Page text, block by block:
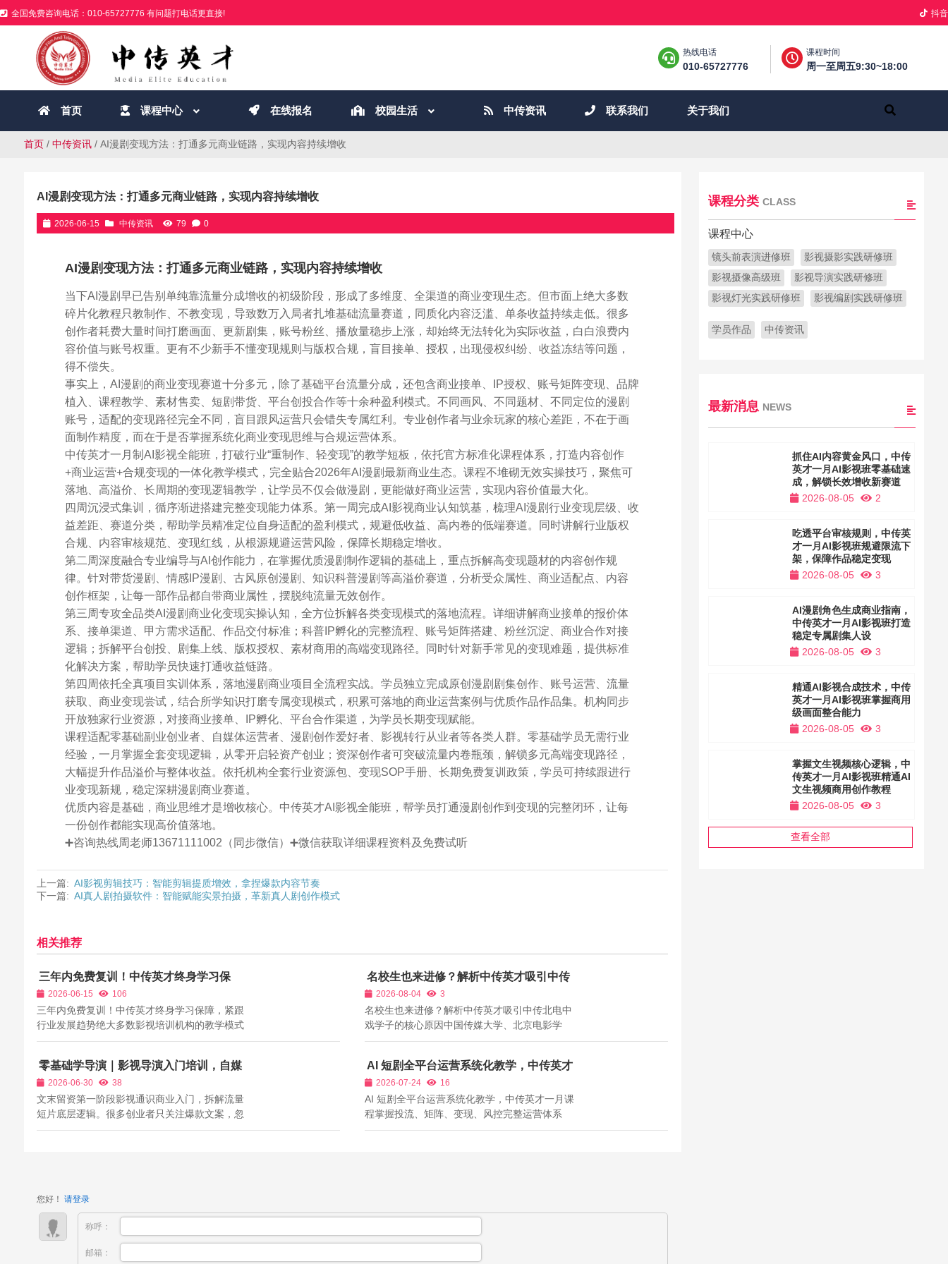
全国免费咨询电话：010-65727776 有问题打电话更直接! 抖音
热线电话
010-65727776
课程时间
周一至周五9:30~18:00
首页 课程中心 在线报名 校园生活 中传资讯 联系我们 关于我们
首页/ 中传资讯/ AI漫剧变现方法：打通多元商业链路，实现内容持续增收
AI漫剧变现方法：打通多元商业链路，实现内容持续增收
2026-06-15 中传资讯 79 0
AI漫剧变现方法：打通多元商业链路，实现内容持续增收
当下AI漫剧早已告别单纯靠流量分成增收的初级阶段，形成了多维度、全渠道的商业变现生态。但市面上绝大多数
碎片化教程只教制作、不教变现，导致数万入局者扎堆基础流量赛道，同质化内容泛滥、单条收益持续走低。很多
创作者耗费大量时间打磨画面、更新剧集，账号粉丝、播放量稳步上涨，却始终无法转化为实际收益，白白浪费内
容价值与账号权重。更有不少新手不懂变现规则与版权合规，盲目接单、授权，出现侵权纠纷、收益冻结等问题，
得不偿失。
事实上，AI漫剧的商业变现赛道十分多元，除了基础平台流量分成，还包含商业接单、IP授权、账号矩阵变现、品牌
植入、课程教学、素材售卖、短剧带货、平台创投合作等十余种盈利模式。不同画风、不同题材、不同定位的漫剧
账号，适配的变现路径完全不同，盲目跟风运营只会错失专属红利。专业创作者与业余玩家的核心差距，不在于画
面制作精度，而在于是否掌握系统化商业变现思维与合规运营体系。
中传英才一月制AI影视全能班，打破行业“重制作、轻变现”的教学短板，依托官方标准化课程体系，打造内容创作
+商业运营+合规变现的一体化教学模式，完全贴合2026年AI漫剧最新商业生态。课程不堆砌无效实操技巧，聚焦可
落地、高溢价、长周期的变现逻辑教学，让学员不仅会做漫剧，更能做好商业运营，实现内容价值最大化。
四周沉浸式集训，循序渐进搭建完整变现能力体系。第一周完成AI影视商业认知筑基，梳理AI漫剧行业变现层级、收
益差距、赛道分类，帮助学员精准定位自身适配的盈利模式，规避低收益、高内卷的低端赛道。同时讲解行业版权
合规、内容审核规范、变现红线，从根源规避运营风险，保障长期稳定增收。
第二周深度融合专业编导与AI创作能力，在掌握优质漫剧制作逻辑的基础上，重点拆解高变现题材的内容创作规
律。针对带货漫剧、情感IP漫剧、古风原创漫剧、知识科普漫剧等高溢价赛道，分析受众属性、商业适配点、内容
创作框架，让每一部作品都自带商业属性，摆脱纯流量无效创作。
第三周专攻全品类AI漫剧商业化变现实操认知，全方位拆解各类变现模式的落地流程。详细讲解商业接单的报价体
系、接单渠道、甲方需求适配、作品交付标准；科普IP孵化的完整流程、账号矩阵搭建、粉丝沉淀、商业合作对接
逻辑；拆解平台创投、剧集上线、版权授权、素材商用的高端变现路径。同时针对新手常见的变现难题，提供标准
化解决方案，帮助学员快速打通收益链路。
第四周依托全真项目实训体系，落地漫剧商业项目全流程实战。学员独立完成原创漫剧剧集创作、账号运营、流量
获取、商业变现尝试，结合所学知识打磨专属变现模式，积累可落地的商业运营案例与优质作品作品集。机构同步
开放独家行业资源，对接商业接单、IP孵化、平台合作渠道，为学员长期变现赋能。
课程适配零基础副业创业者、自媒体运营者、漫剧创作爱好者、影视转行从业者等各类人群。零基础学员无需行业
经验，一月掌握全套变现逻辑，从零开启轻资产创业；资深创作者可突破流量内卷瓶颈，解锁多元高端变现路径，
大幅提升作品溢价与整体收益。依托机构全套行业资源包、变现SOP手册、长期免费复训政策，学员可持续跟进行
业变现新规，稳定深耕漫剧商业赛道。
优质内容是基础，商业思维才是增收核心。中传英才AI影视全能班，帮学员打通漫剧创作到变现的完整闭环，让每
一份创作都能实现高价值落地。
➕咨询热线周老师13671111002（同步微信）➕微信获取详细课程资料及免费试听
上一篇: AI影视剪辑技巧：智能剪辑提质增效，拿捏爆款内容节奏
下一篇: AI真人剧拍摄软件：智能赋能实景拍摄，革新真人剧创作模式
相关推荐
三年内免费复训！中传英才终身学习保
障，紧跟行业发展趋势
2026-06-15 106
三年内免费复训！中传英才终身学习保障，紧跟
行业发展趋势绝大多数影视培训机构的教学模式
都是“一次性教学”，学员缴费学习、结业走人，
但影视行业是一个持续迭代的行业，摄影器材不
断更新、灯光审美持续升级、剧本题材不...
名校生也来进修？解析中传英才吸引中传
北电中戏学子的核心原因
2026-08-04 3
名校生也来进修？解析中传英才吸引中传北电中
戏学子的核心原因中国传媒大学、北京电影学
院、中央戏剧学院是国内影视行业人才摇篮，每
认为名校学生拥有完善教学资源，不需要再参加
校外培训，但现实情况是，每年寒暑假、课...
零基础学导演｜影视导演入门培训，自媒
体创业者掌握镜头叙事，打造变现短视
频、短剧
2026-06-30 38
文末留资第一阶段影视通识商业入门，拆解流量
短片底层逻辑。很多创业者只关注爆款文案，忽
略镜头、光影、声音对流量的影响，本阶段零基
AI 短剧全平台运营系统化教学，中传英才
一月课程掌握投流、矩阵、变现、风控完
整运营体系
2026-07-24 16
AI 短剧全平台运营系统化教学，中传英才一月课
程掌握投流、矩阵、变现、风控完整运营体系
2026年各大短剧平台算法推荐、付费分账、投流
您好！ 请登录
称呼：
邮箱：
课程分类 CLASS
课程中心
镜头前表演进修班
影视摄影实践研修班
影视摄像高级班
影视导演实践研修班
影视灯光实践研修班
影视编剧实践研修班
学员作品 中传资讯
最新消息 NEWS
抓住AI内容黄金风口，中传
英才一月AI影视班零基础速
成，解锁长效增收新赛道
2026-08-05
2
吃透平台审核规则，中传英
才一月AI影视班规避限流下
架，保障作品稳定变现
2026-08-05
3
AI漫剧角色生成商业指南，
中传英才一月AI影视班打造
稳定专属剧集人设
2026-08-05
3
精通AI影视合成技术，中传
英才一月AI影视班掌握商用
级画面整合能力
2026-08-05
3
掌握文生视频核心逻辑，中
传英才一月AI影视班精通AI
文生视频商用创作教程
2026-08-05
3
查看全部